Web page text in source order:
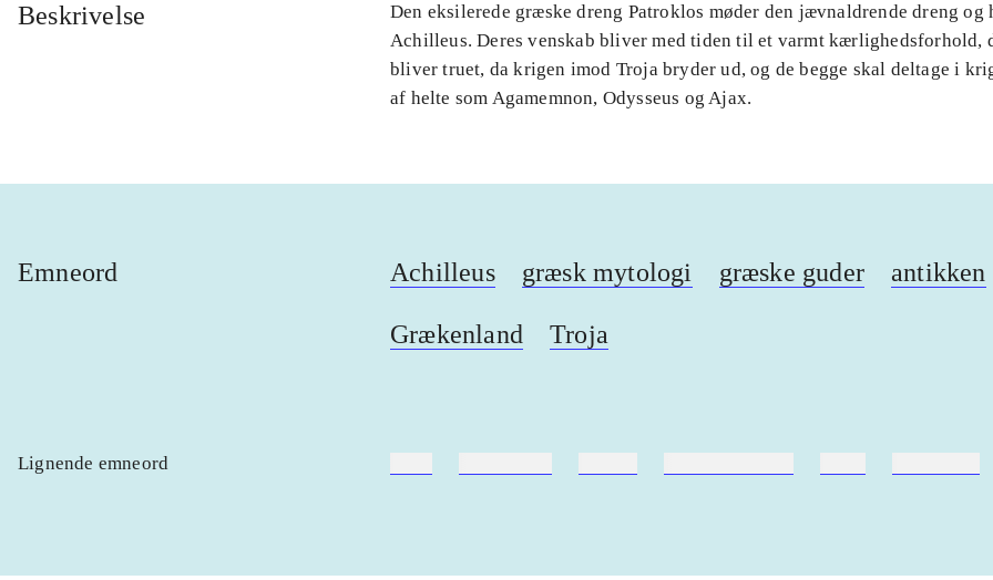
Beskrivelse
Den eksilerede græske dreng Patroklos møder den jævnaldrende dreng og
Achilleus. Deres venskab bliver med tiden til et varmt kærlighedsforhold,
bliver truet, da krigen imod Troja bryder ud, og de begge skal deltage i
af helte som Agamemnon, Odysseus og Ajax.
Emneord Achilleus græsk mytologi græske guder antikken
Grækenland Troja
Lignende emneord